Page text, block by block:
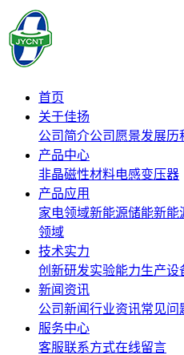
首页
关于佳扬
公司简介公司愿景发展历
产品中心
非晶磁性材料电感变压器
产品应用
家电领域新能源储能新能
领域
技术实力
创新研发实验能力生产设
新闻资讯
公司新闻行业资讯常见问
服务中心
客服联系方式在线留言